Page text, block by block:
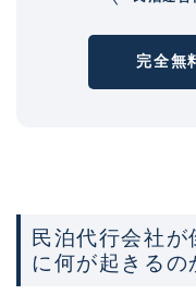
完全無
民泊代行会社
に何が起きるの